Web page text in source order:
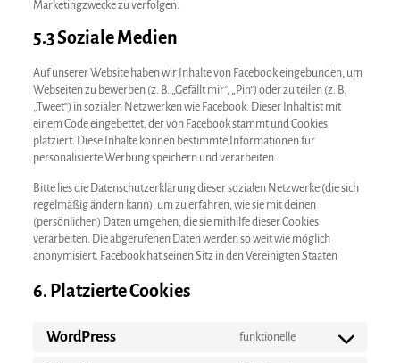
Marketingzwecke zu verfolgen.
5.3 Soziale Medien
Auf unserer Website haben wir Inhalte von Facebook eingebunden, um
Webseiten zu bewerben (z. B. „Gefällt mir“, „Pin“) oder zu teilen (z. B.
„Tweet“) in sozialen Netzwerken wie Facebook. Dieser Inhalt ist mit
einem Code eingebettet, der von Facebook stammt und Cookies
platziert. Diese Inhalte können bestimmte Informationen für
personalisierte Werbung speichern und verarbeiten.
Bitte lies die Datenschutzerklärung dieser sozialen Netzwerke (die sich
regelmäßig ändern kann), um zu erfahren, wie sie mit deinen
(persönlichen) Daten umgehen, die sie mithilfe dieser Cookies
verarbeiten. Die abgerufenen Daten werden so weit wie möglich
anonymisiert. Facebook hat seinen Sitz in den Vereinigten Staaten
6. Platzierte Cookies
WordPress funktionelle
Consent